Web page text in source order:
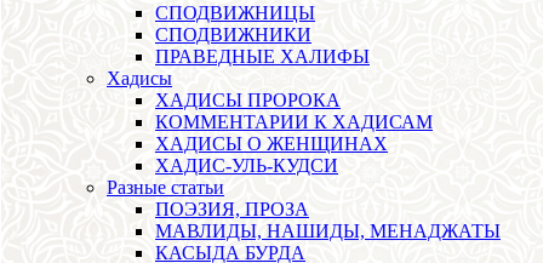
СПОДВИЖНИЦЫ
СПОДВИЖНИКИ
ПРАВЕДНЫЕ ХАЛИФЫ
Хадисы
ХАДИСЫ ПРОРОКА
КОММЕНТАРИИ К ХАДИСАМ
ХАДИСЫ О ЖЕНЩИНАХ
ХАДИС-УЛЬ-КУДСИ
Разные статьи
ПОЭЗИЯ, ПРОЗА
МАВЛИДЫ, НАШИДЫ, МЕНАДЖАТЫ
КАСЫДА БУРДА